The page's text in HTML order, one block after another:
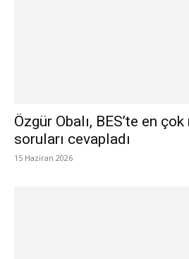
Özgür Obalı, BES’te en
soruları cevapladı
15 Haziran 2026